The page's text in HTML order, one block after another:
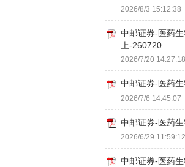
2026/8/3 15:12:38
中邮证券-医药
上-260720
2026/7/20 14:27:18
中邮证券-医药
2026/7/6 14:45:07
中邮证券-医药
2026/6/29 11:59:12
中邮证券-医药